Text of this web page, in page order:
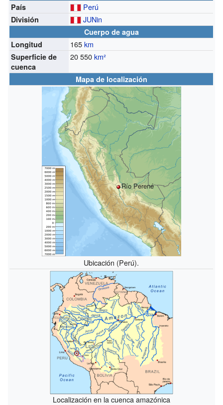
País
Perú
División JUNin
Cuerpo de agua
Longitud
165km
Superficie de
cuenca
20 550km²
Mapa de localización
Río Perené
Ubicación (Perú).
Localización en la cuenca amazónica